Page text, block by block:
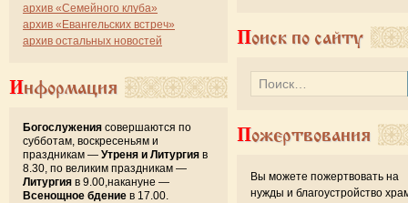
архив «Семейного клуба»
архив «Евангельских встреч»
архив остальных новостей
Информация
Богослужения совершаются по
субботам, воскресеньям и
праздникам — Утреня и Литургия в
8.30, по великим праздникам —
Литургия в 9.00,накануне —
Всенощное бдение в 17.00.
Поиск по сайту
Пожертвования
Вы можете пожертвовать на
нужды и благоустройство